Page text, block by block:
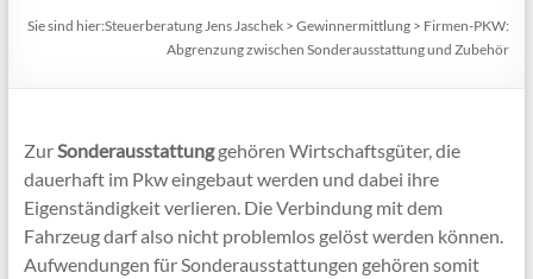
Sie sind hier:Steuerberatung Jens Jaschek >Gewinnermittlung > Firmen-PKW:
Abgrenzung zwischen Sonderausstattung und Zubehör
ZurSonderausstattunggehören Wirtschaftsgüter, die
dauerhaft im Pkw eingebaut werden und dabei ihre
Eigenständigkeit verlieren. Die Verbindung mit dem
Fahrzeug darf also nicht problemlos gelöst werden können.
Aufwendungen für Sonderausstattungen gehören somit